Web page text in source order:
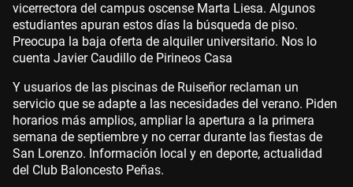
vicerrectora del campus oscense Marta Liesa. Algunos
estudiantes apuran estos días la búsqueda de piso.
Preocupa la baja oferta de alquiler universitario. Nos lo
cuenta Javier Caudillo de Pirineos Casa
Y usuarios de las piscinas de Ruiseñor reclaman un
servicio que se adapte a las necesidades del verano. Piden
horarios más amplios, ampliar la apertura a la primera
semana de septiembre y no cerrar durante las fiestas de
San Lorenzo. Información local y en deporte, actualidad
del Club Baloncesto Peñas.